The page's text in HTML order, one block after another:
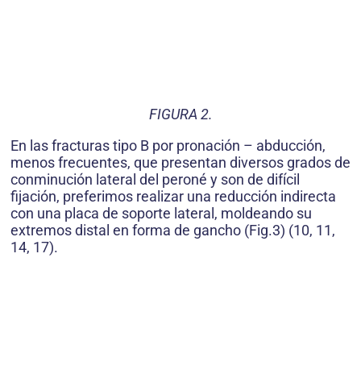
FIGURA 2.
En las fracturas tipo B por pronación – abducción,
menos frecuentes, que presentan diversos grados de
conminución lateral del peroné y son de difícil
fijación, preferimos realizar una reducción indirecta
con una placa de soporte lateral, moldeando su
extremos distal en forma de gancho (Fig.3) (10, 11,
14, 17).